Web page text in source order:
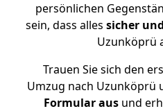
persönlichen
sein, dass alles sicher
Uzunköprü
Trauen Sie sich den
Umzug nach Uzunköprü
Formular ausund